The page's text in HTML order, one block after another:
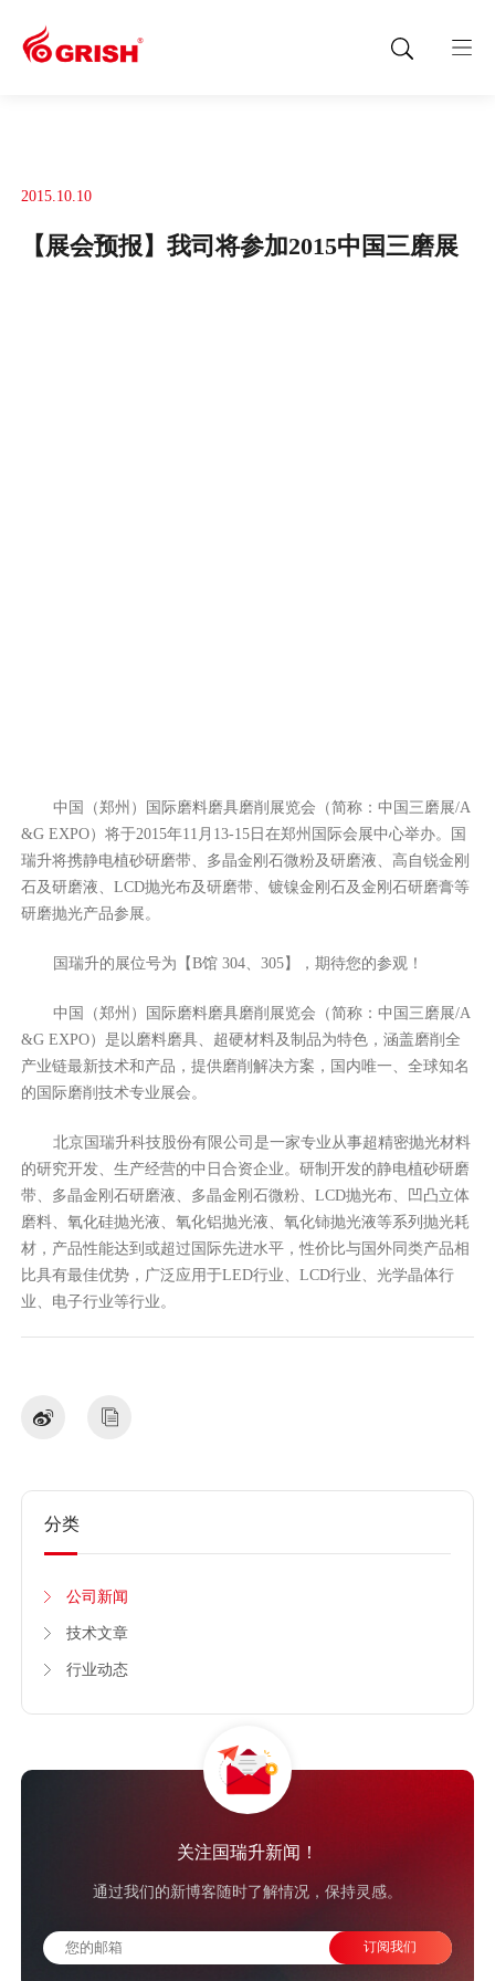
2015.10.10
【展会预报】我司将参加2015中国三磨展
中国（郑州）国际磨料磨具磨削展览会（简称：中国三磨展/A
&G EXPO）将于2015年11月13-15日在郑州国际会展中心举办。国
瑞升将携静电植砂研磨带、多晶金刚石微粉及研磨液、高自锐金刚
石及研磨液、LCD抛光布及研磨带、镀镍金刚石及金刚石研磨膏等
研磨抛光产品参展。
国瑞升的展位号为【B馆 304、305】，期待您的参观！
中国（郑州）国际磨料磨具磨削展览会（简称：中国三磨展/A
&G EXPO）是以磨料磨具、超硬材料及制品为特色，涵盖磨削全
产业链最新技术和产品，提供磨削解决方案，国内唯一、全球知名
的国际磨削技术专业展会。
北京国瑞升科技股份有限公司是一家专业从事超精密抛光材料
的研究开发、生产经营的中日合资企业。研制开发的静电植砂研磨
带、多晶金刚石研磨液、多晶金刚石微粉、LCD抛光布、凹凸立体
磨料、氧化硅抛光液、氧化铝抛光液、氧化铈抛光液等系列抛光耗
材，产品性能达到或超过国际先进水平，性价比与国外同类产品相
比具有最佳优势，广泛应用于LED行业、LCD行业、光学晶体行
业、电子行业等行业。
分类
公司新闻
技术文章
行业动态
关注国瑞升新闻！
通过我们的新博客随时了解情况，保持灵感。